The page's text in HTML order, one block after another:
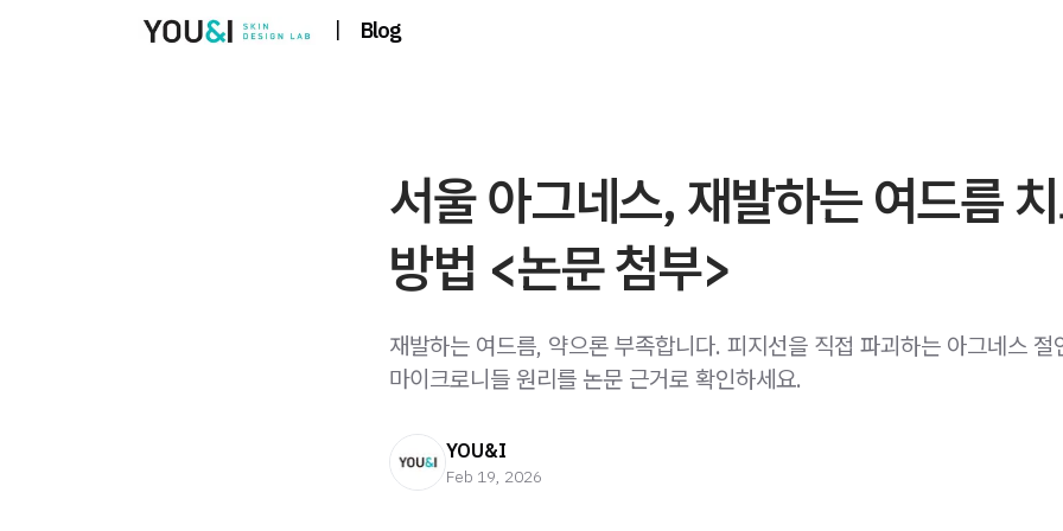
| Blog
서울 아그네스, 재발하는 여드름
방법 <논문 첨부>
재발하는 여드름, 약으론 부족합니다. 피지선을 직접 파괴하는 아그네스 절
마이크로니들 원리를 논문 근거로 확인하세요.
YOU&I
Feb 19, 2026